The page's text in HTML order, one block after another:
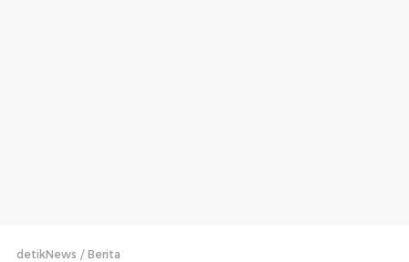
detikNews Berita